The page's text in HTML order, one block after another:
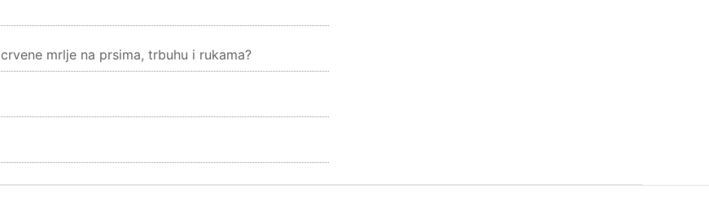
mrlje na prsima, trbuhu i rukama?